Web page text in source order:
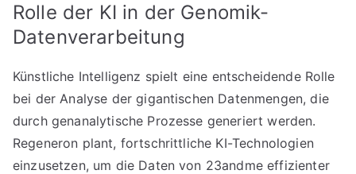
Rolle der KI in der Genomik-
Datenverarbeitung
Künstliche Intelligenz spielt eine entscheidende Rolle
bei der Analyse der gigantischen Datenmengen, die
durch genanalytische Prozesse generiert werden.
Regeneron plant, fortschrittliche KI-Technologien
einzusetzen, um die Daten von 23andme effizienter